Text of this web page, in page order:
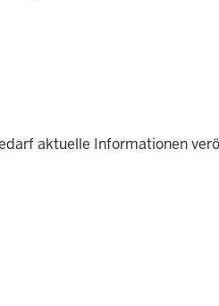
aktuelle Informationen